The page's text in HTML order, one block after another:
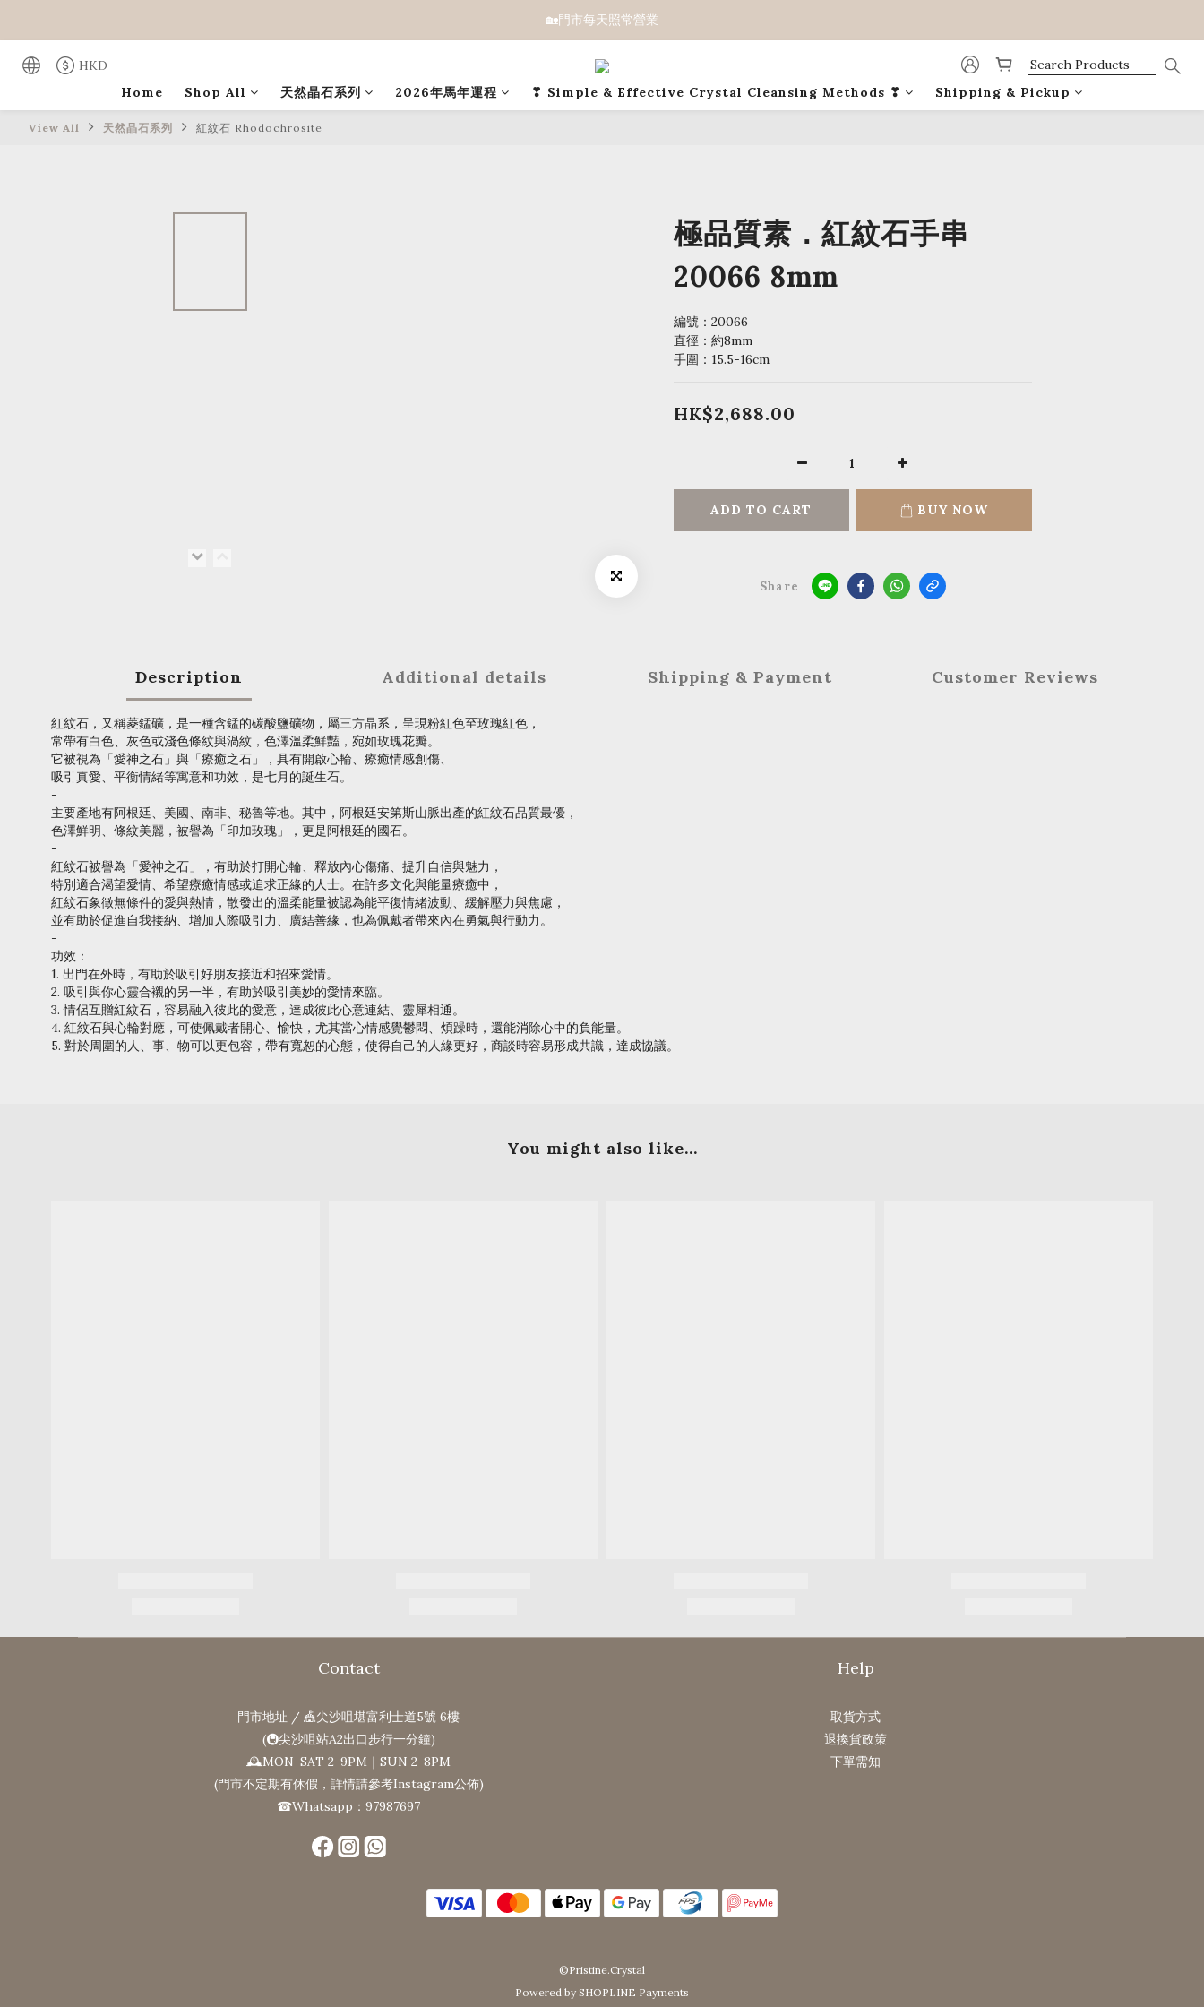
🏡門市每天照常營業
HKD
Home
Shop All 天然晶石系列 2026年馬年運程 ❣ Simple & Effective Crystal Cleansing Methods ❣ Shipping & Pickup
View All 天然晶石系列 紅紋石 Rhodochrosite
極品質素．紅紋石手串
20066 8mm
編號：20066
直徑：約8mm
手圍：15.5-16cm
HK$2,688.00
ADD TO CART BUY NOW
Share
Description Additional details Shipping & Payment Customer Reviews
紅紋石，又稱菱錳礦，是一種含錳的碳酸鹽礦物，屬三方晶系，呈現粉紅色至玫瑰紅色，
常帶有白色、灰色或淺色條紋與渦紋，色澤溫柔鮮豔，宛如玫瑰花瓣。
它被視為「愛神之石」與「療癒之石」，具有開啟心輪、療癒情感創傷、
吸引真愛、平衡情緒等寓意和功效，是七月的誕生石。
-
主要產地有阿根廷、美國、南非、秘魯等地。其中，阿根廷安第斯山脈出產的紅紋石品質最優，
色澤鮮明、條紋美麗，被譽為「印加玫瑰」，更是阿根廷的國石。
-
紅紋石被譽為「愛神之石」，有助於打開心輪、釋放內心傷痛、提升自信與魅力，
特別適合渴望愛情、希望療癒情感或追求正緣的人士。在許多文化與能量療癒中，
紅紋石象徵無條件的愛與熱情，散發出的溫柔能量被認為能平復情緒波動、緩解壓力與焦慮，
並有助於促進自我接納、增加人際吸引力、廣結善緣，也為佩戴者帶來內在勇氣與行動力。
-
功效：
1. 出門在外時，有助於吸引好朋友接近和招來愛情。
2. 吸引與你心靈合襯的另一半，有助於吸引美妙的愛情來臨。
3. 情侶互贈紅紋石，容易融入彼此的愛意，達成彼此心意連結、靈犀相通。
4. 紅紋石與心輪對應，可使佩戴者開心、愉快，尤其當心情感覺鬱悶、煩躁時，還能消除心中的負能量。
5. 對於周圍的人、事、物可以更包容，帶有寬恕的心態，使得自己的人緣更好，商談時容易形成共識，達成協議。
You might also like...
Contact
門市地址 / 🎪尖沙咀堪富利士道5號 6樓
(🚇尖沙咀站A2出口步行一分鐘)
🕰MON-SAT 2-9PM｜SUN 2-8PM
(門市不定期有休假，詳情請參考Instagram公佈)
☎Whatsapp：97987697
Help
取貨方式
退換貨政策
下單需知
©Pristine.Crystal
Powered by SHOPLINE Payments